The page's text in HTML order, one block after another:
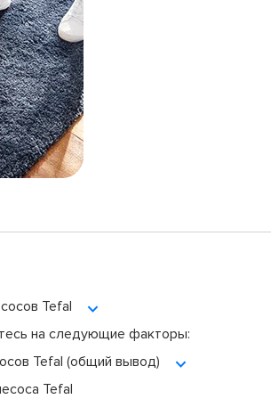
Tefal
на следующие факторы:
Tefal (общий вывод)
Tefal